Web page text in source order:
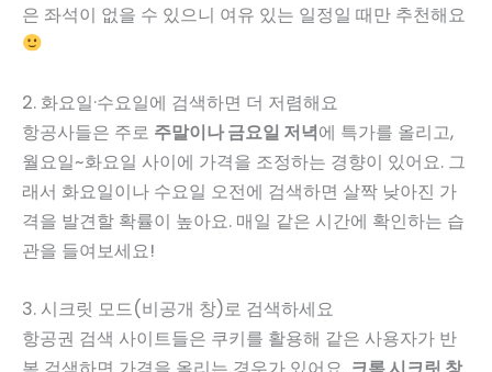
은 좌석이 없을 수 있으니 여유 있는 일정일 때만 추천해요
2. 화요일·수요일에 검색하면 더 저렴해요
항공사들은 주로 주말이나 금요일 저녁에 특가를 올리고,
월요일~화요일 사이에 가격을 조정하는 경향이 있어요. 그
래서 화요일이나 수요일 오전에 검색하면 살짝 낮아진 가
격을 발견할 확률이 높아요. 매일 같은 시간에 확인하는 습
관을 들여보세요!
3. 시크릿 모드(비공개 창)로 검색하세요
항공권 검색 사이트들은 쿠키를 활용해 같은 사용자가 반